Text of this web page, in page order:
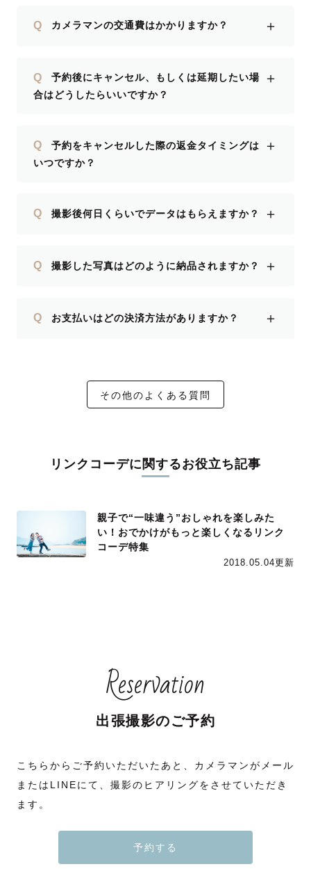
Q カメラマンの交通費はかかりますか？ ＋
Q
予約後にキャンセル、もしくは延期したい場
合はどうしたらいいですか？
＋
Q
予約をキャンセルした際の返金タイミングは
いつですか？
＋
Q 撮影後何日くらいでデータはもらえますか？ ＋
Q 撮影した写真はどのように納品されますか？ ＋
Q お支払いはどの決済方法がありますか？ ＋
その他のよくある質問
リンクコーデに関するお役立ち記事
親子で“一味違う”おしゃれを楽しみた
い！おでかけがもっと楽しくなるリンク
コーデ特集
2018.05.04更新
Reservation
出張撮影のご予約
こちらからご予約いただいたあと、カメラマンがメール
またはLINEにて、撮影のヒアリングをさせていただき
ます。
予約する